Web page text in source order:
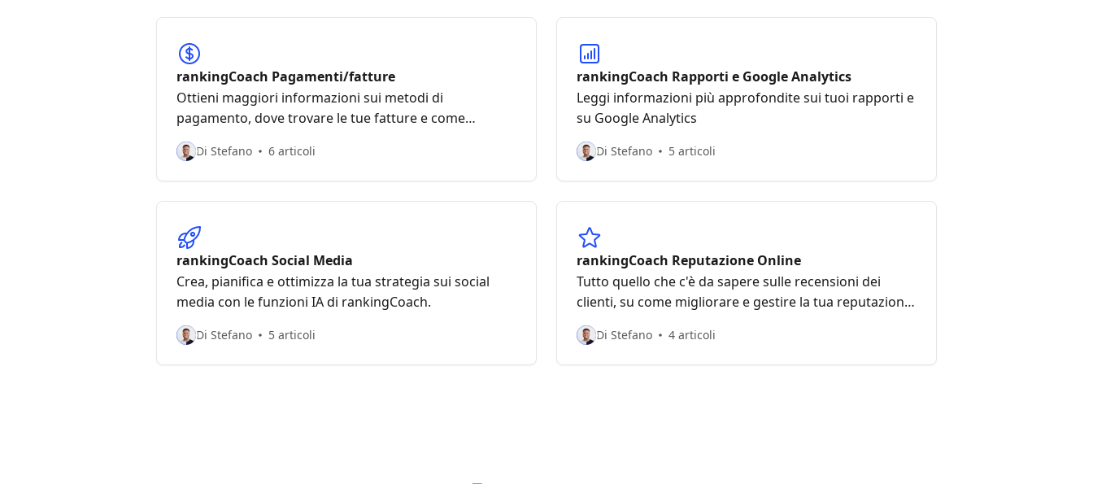
rankingCoach Pagamenti/fatture
Ottieni maggiori informazioni sui metodi di
pagamento, dove trovare le tue fatture e come
modificare i tuoi dati di pagamento
Di Stefano 6 articoli
rankingCoach Rapporti e Google Analytics
Leggi informazioni più approfondite sui tuoi rapporti e
su Google Analytics
Di Stefano 5 articoli
rankingCoach Social Media
Crea, pianifica e ottimizza la tua strategia sui social
media con le funzioni IA di rankingCoach.
Di Stefano 5 articoli
rankingCoach Reputazione Online
Tutto quello che c'è da sapere sulle recensioni dei
clienti, su come migliorare e gestire la tua reputazione
online.
Di Stefano 4 articoli